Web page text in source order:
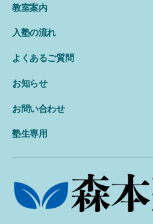
教室案内
入塾の流れ
よくあるご質問
お知らせ
お問い合わせ
塾生専用